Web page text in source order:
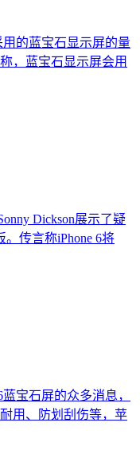
用的蓝宝石显示屏的量
，蓝宝石显示屏会用
Dickson展示了疑
。传言称iPhone 6将
宝石屏的众多消息，
用、防划刮伤等，苹